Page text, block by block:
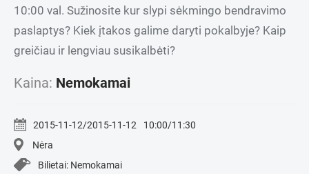
10:00 val. Sužinosite kur slypi sėkmingo bendravimo
paslaptys? Kiek įtakos galime daryti pokalbyje? Kaip
greičiau ir lengviau susikalbėti?
Kaina: Nemokamai
2015-11-12/2015-11-12
10:00/11:30
Nėra
Bilietai: Nemokamai